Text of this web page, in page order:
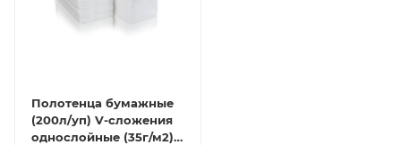
Полотенца бумажные
(200л/уп) V-сложения
однослойные (35г/м2)